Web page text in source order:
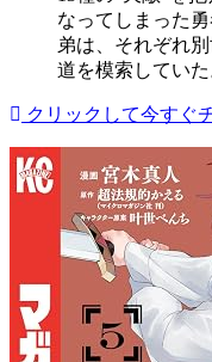
なってしまった
弟は、それぞれ
道を模索していた
クリックして今すぐ